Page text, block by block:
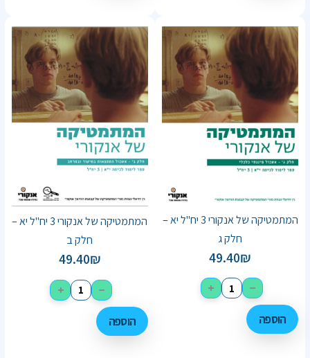
המתמטיקה של אנקורי 3 יח"ל יא –
חלק ג
49.40₪
−
+
הוספה
המתמטיקה של אנקורי 3 יח"ל יא –
חלק ב
49.40₪
−
+
הוספה